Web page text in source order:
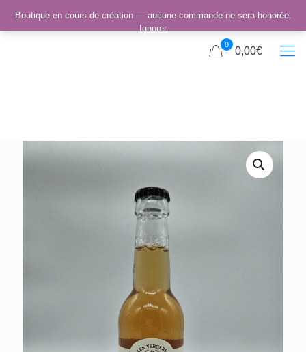
0
0,00€
Boutique en cours de création — aucune commande ne sera honorée.
Ignorer